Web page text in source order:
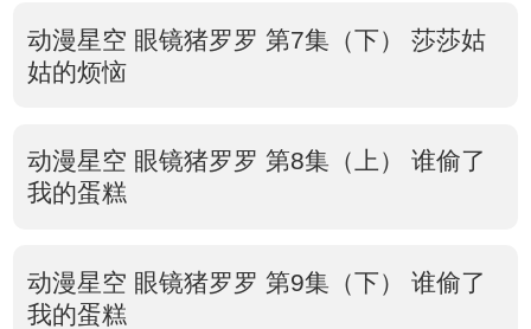
动漫星空 眼镜猪罗罗 第7集（下） 莎莎姑
姑的烦恼
动漫星空 眼镜猪罗罗 第8集（上） 谁偷了
我的蛋糕
动漫星空 眼镜猪罗罗 第9集（下） 谁偷了
我的蛋糕